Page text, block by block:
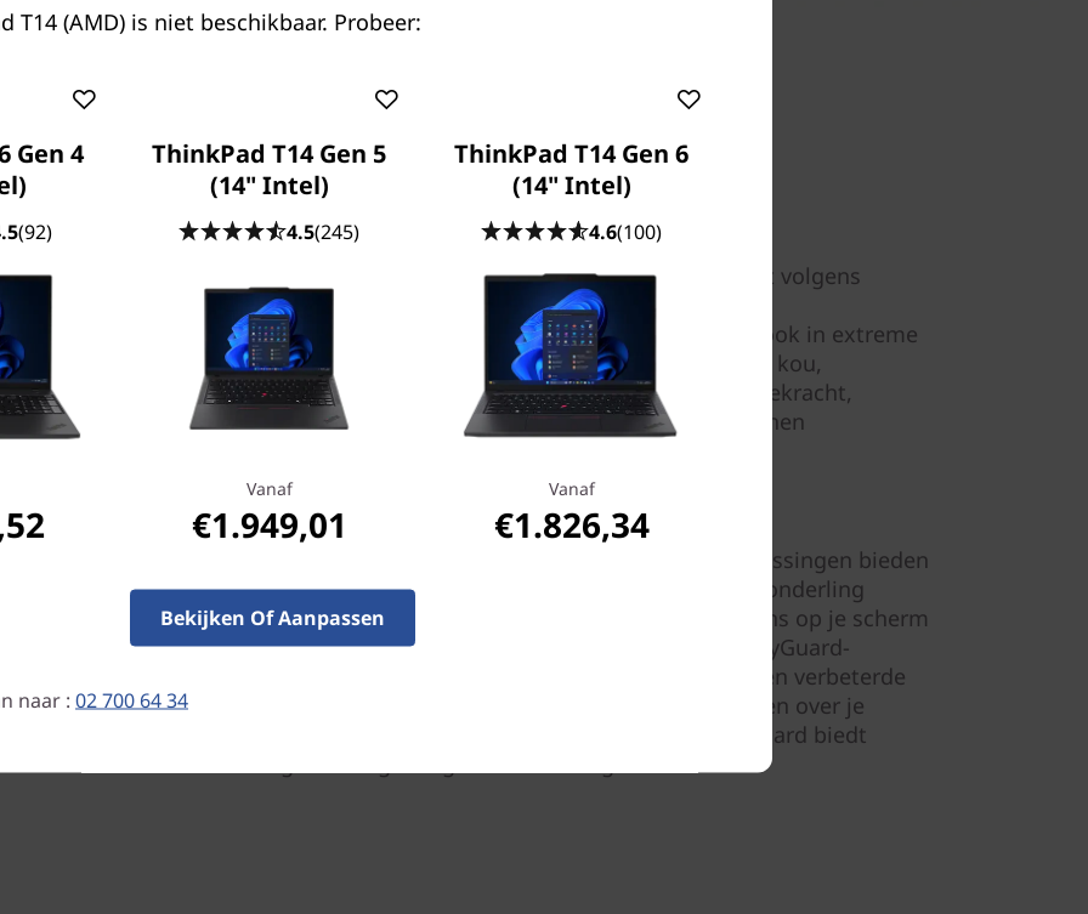
Kan alles aan wat er op je pad komt
ThinkPad T14-laptops worden op 12 punten getest volgens
militaire specificaties en ondergaan meer dan 200
kwaliteitscontroles om er zeker van te zijn dat ze ook in extreme
omstandigheden hun werk blijven doen. Arctische kou,
stofstormen in de woestijn, werken zonder zwaartekracht,
gemorste vloeistoffen en vallen: deze laptops kunnen
Slimmere beveiliging
Als onderdeel van de ThinkShield-beveiligingsoplossingen bieden
we een combinatie van hardware en software die onderling
samenwerken om ervoor te zorgen dat de gegevens op je scherm
alleen voor jou zichtbaar zijn. Het optionele PrivacyGuard-
touchscreen van 500 nits biedt een mooier beeld en verbeterde
interactiviteit, terwijl wordt voorkomen dat anderen over je
schouders meekijken. Exclusieve AMD Memory Guard biedt
T14 (AMD) is niet beschikbaar. Probeer:
Gen 4
(92)
ThinkPad T14 Gen 5
(14" Intel)
4.5(245)
Vanaf
€1.949,01
ThinkPad T14 Gen 6
(14" Intel)
4.6(100)
Vanaf
€1.826,34
Bekijken Of Aanpassen
naar : 02 700 64 34